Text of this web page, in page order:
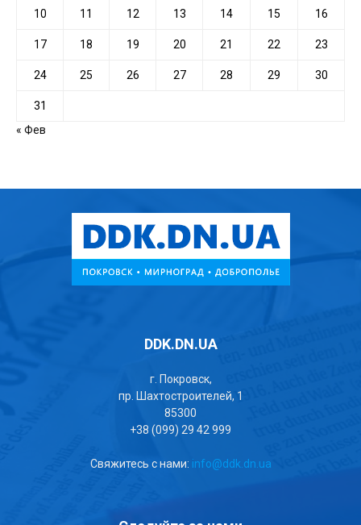
10 11 12 13 14 15 16
17 18 19 20 21 22 23
24 25 26 27 28 29 30
31
« Фев
DDK.DN.UA
г. Покровск,
пр. Шахтостроителей, 1
85300
+38 (099) 29 42 999
Свяжитесь с нами: info@ddk.dn.ua